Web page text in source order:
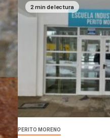
2 min de lectura
PERITO MORENO